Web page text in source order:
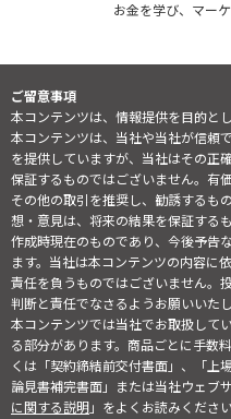
お金を学び、マー
ご留意事項
本コンテンツは、情報提供を目的と
本コンテンツは、当社や当社が信頼
を提供していますが、当社はその正
保証するものではございません。有
その他の取引を推奨し、勧誘するも
想・意見は、将来の結果を保証する
作成時現在のものであり、今後予告
ます。当社は本コンテンツの内容に
責任を負うものではございません。
判断と責任でなさるようお願いいたし
本コンテンツでは当社でお取扱して
る部分があります。商品ごとに手数
くは「契約締結前交付書面」、「上
論見書補完書面」または当社ウェブ
に関する説明」をよくお読みください